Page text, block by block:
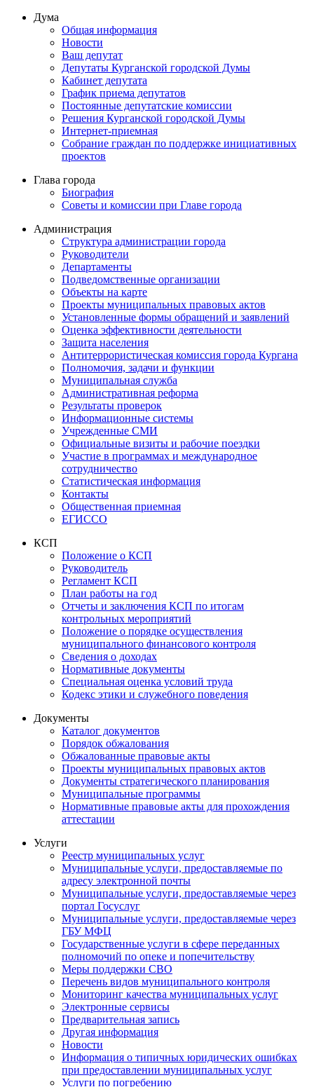
Дума
Общая информация
Новости
Ваш депутат
Депутаты Курганской городской Думы
Кабинет депутата
График приема депутатов
Постоянные депутатские комиссии
Решения Курганской городской Думы
Интернет-приемная
Собрание граждан по поддержке инициативных
проектов
Глава города
Биография
Советы и комиссии при Главе города
Администрация
Структура администрации города
Руководители
Департаменты
Подведомственные организации
Объекты на карте
Проекты муниципальных правовых актов
Установленные формы обращений и заявлений
Оценка эффективности деятельности
Защита населения
Антитеррористическая комиссия города Кургана
Полномочия, задачи и функции
Муниципальная служба
Административная реформа
Результаты проверок
Информационные системы
Учрежденные СМИ
Официальные визиты и рабочие поездки
Участие в программах и международное
сотрудничество
Статистическая информация
Контакты
Общественная приемная
ЕГИССО
КСП
Положение о КСП
Руководитель
Регламент КСП
План работы на год
Отчеты и заключения КСП по итогам
контрольных мероприятий
Положение о порядке осуществления
муниципального финансового контроля
Сведения о доходах
Нормативные документы
Специальная оценка условий труда
Кодекс этики и служебного поведения
Документы
Каталог документов
Порядок обжалования
Обжалованные правовые акты
Проекты муниципальных правовых актов
Документы стратегического планирования
Муниципальные программы
Нормативные правовые акты для прохождения
аттестации
Услуги
Реестр муниципальных услуг
Муниципальные услуги, предоставляемые по
адресу электронной почты
Муниципальные услуги, предоставляемые через
портал Госуслуг
Муниципальные услуги, предоставляемые через
ГБУ МФЦ
Государственные услуги в сфере переданных
полномочий по опеке и попечительству
Меры поддержки СВО
Перечень видов муниципального контроля
Мониторинг качества муниципальных услуг
Электронные сервисы
Предварительная запись
Другая информация
Новости
Информация о типичных юридических ошибках
при предоставлении муниципальных услуг
Услуги по погребению